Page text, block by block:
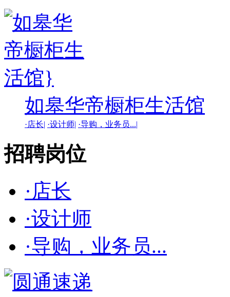
如皋华帝橱柜生活馆
·店长| ·设计师| ·导购，业务员...|
招聘岗位
·店长
·设计师
·导购，业务员...